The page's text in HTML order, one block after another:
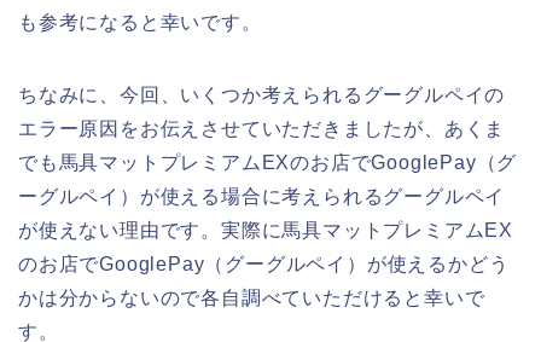
も参考になると幸いです。
ちなみに、今回、いくつか考えられるグーグルペイの
エラー原因をお伝えさせていただきましたが、あくま
でも馬具マットプレミアムEXのお店でGooglePay（グ
ーグルペイ）が使える場合に考えられるグーグルペイ
が使えない理由です。実際に馬具マットプレミアムEX
のお店でGooglePay（グーグルペイ）が使えるかどう
かは分からないので各自調べていただけると幸いで
す。